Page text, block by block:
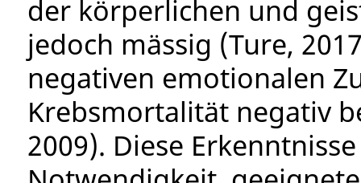
der körperlichen und
jedoch mässig (Ture,
negativen emotionalen
Krebsmortalität negativ
2009). Diese